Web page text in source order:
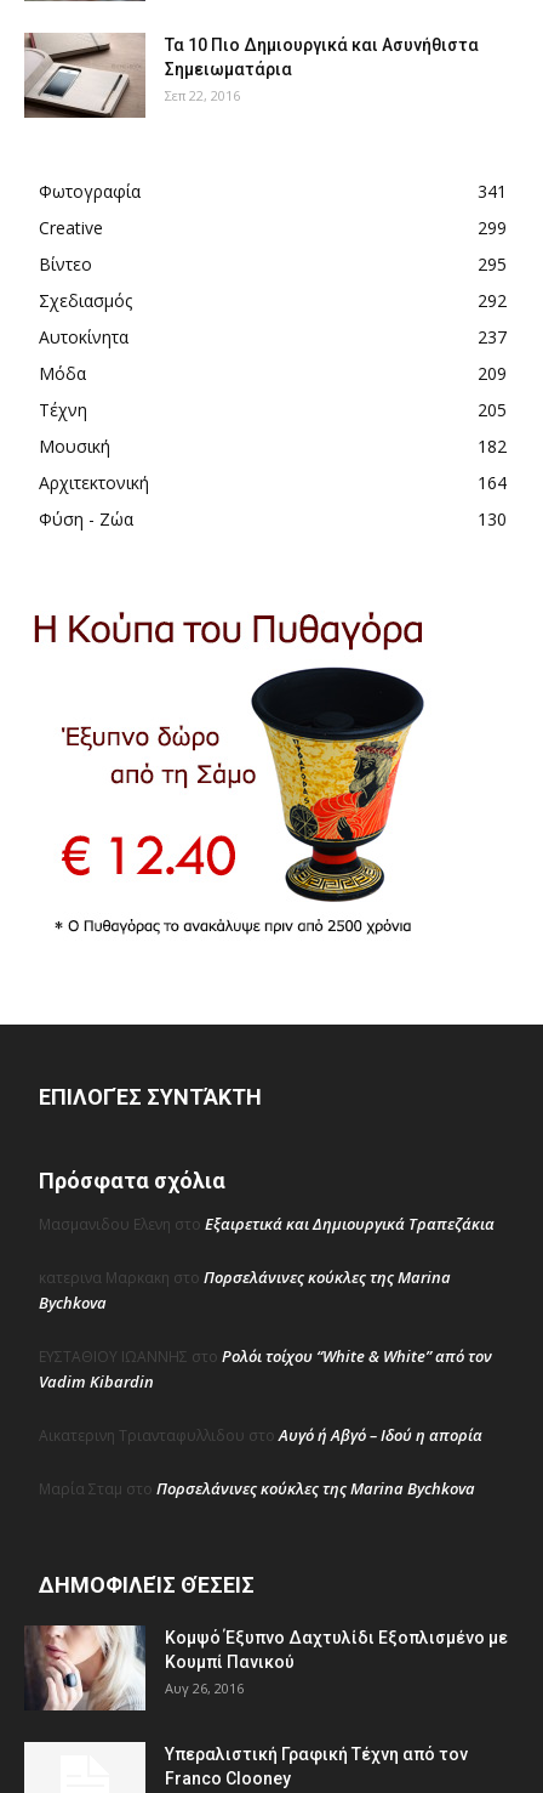
Τα 10 Πιο Δημιουργικά και Ασυνήθιστα
Σημειωματάρια
Σεπ 22, 2016
Φωτογραφία
341
Creative
299
Βίντεο
295
Σχεδιασμός
292
Αυτοκίνητα
237
Μόδα
209
Τέχνη
205
Μουσική
182
Αρχιτεκτονική
164
Φύση - Ζώα
130
ΕΠΙΛΟΓΈΣ ΣΥΝΤΆΚΤΗ
Πρόσφατα σχόλια
Μασμανιδου Ελενη στο Εξαιρετικά και Δημιουργικά Τραπεζάκια
κατερινα Μαρκακη στο Πορσελάνινες κούκλες της Marina
Bychkova
ΕΥΣΤΑΘΙΟΥ ΙΩΑΝΝΗΣ στο Ρολόι τοίχου “White & White” από τον
Vadim Kibardin
Αικατερινη Τριανταφυλλιδου στοΑυγό ή Αβγό – Ιδού η απορία
Μαρία Σταμ στο Πορσελάνινες κούκλες της Marina Bychkova
ΔΗΜΟΦΙΛΕΊΣ ΘΈΣΕΙΣ
Κομψό Έξυπνο Δαχτυλίδι Εξοπλισμένο με
Κουμπί Πανικού
Αυγ 26, 2016
Υπεραλιστική Γραφική Τέχνη από τον
Franco Clooney